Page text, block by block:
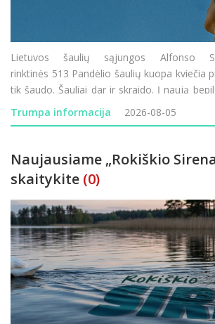
Lietuvos šaulių sąjungos Alfonso
rinktinės 513 Pandėlio šaulių kuopa kviečia
tik šaudo. Šauliai dar ir skraido. Į naują
komandą Pandėlyje kviečiame visus – ir tuos,
Trumpa informacija 2026-08-05
Naujausiame „Rokiškio
skaitykite (0)